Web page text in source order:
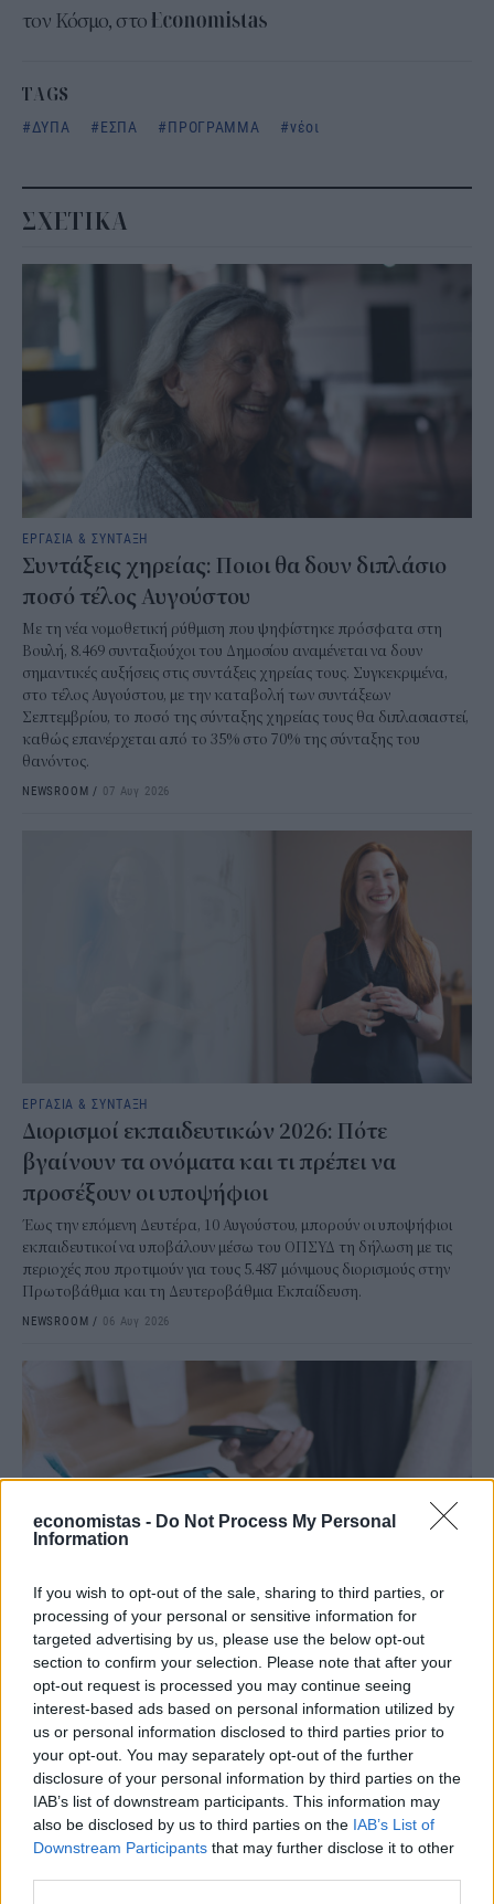
economistas - Do Not Process My Personal
Information
If you wish to opt-out of the sale, sharing to third parties, or
processing of your personal or sensitive information for
targeted advertising by us, please use the below opt-out
section to confirm your selection. Please note that after your
opt-out request is processed you may continue seeing
interest-based ads based on personal information utilized by
us or personal information disclosed to third parties prior to
your opt-out. You may separately opt-out of the further
disclosure of your personal information by third parties on the
IAB’s list of downstream participants. This information may
also be disclosed by us to third parties on the IAB’s List of
Downstream Participants that may further disclose it to other
τον Κόσμο, στο
TAGS
ΔΥΠΑ
ΕΣΠΑ ΠΡΟΓΡΑΜΜΑ νέοι
ΣΧΕΤΙΚΑ
ΕΡΓΑΣΙΑ & ΣΥΝΤΑΞΗ
Συντάξεις χηρείας: Ποιοι θα δουν διπλάσιο
ποσό τέλος Αυγούστου
Με τη νέα νομοθετική ρύθμιση που ψηφίστηκε πρόσφατα στη
Βουλή, 8.469 συνταξιούχοι του Δημοσίου αναμένεται να δουν
σημαντικές αυξήσεις στις συντάξεις χηρείας τους. Συγκεκριμένα,
στο τέλος Αυγούστου, με την καταβολή των συντάξεων
Σεπτεμβρίου, το ποσό της σύνταξης χηρείας τους θα διπλασιαστεί,
καθώς επανέρχεται από το 35% στο 70% της σύνταξης του
θανόντος.
NEWSROOM / 07 Αυγ 2026
ΕΡΓΑΣΙΑ & ΣΥΝΤΑΞΗ
Διορισμοί εκπαιδευτικών 2026: Πότε
βγαίνουν τα ονόματα και τι πρέπει να
προσέξουν οι υποψήφιοι
Έως την επόμενη Δευτέρα, 10 Αυγούστου, μπορούν οι υποψήφιοι
εκπαιδευτικοί να υποβάλουν μέσω του ΟΠΣΥΔ τη δήλωση με τις
περιοχές που προτιμούν για τους 5.487 μόνιμους διορισμούς στην
Πρωτοβάθμια και τη Δευτεροβάθμια Εκπαίδευση.
NEWSROOM / 06 Αυγ 2026
ΕΡΓΑΣΙΑ & ΣΥΝΤΑΞΗ
Κάρτες σίτισης: Στα 10 ευρώ ζητούν να
αυξηθεί το ημερήσιο όριο
Την αύξηση της ημερήσιας αξίας των διατακτικών σίτισης από τα
6 στα 10 ευρώ ζητούν οι εκπρόσωποι των κοινωνικών εταίρων,
επισημαίνοντας ότι το ισχύον όριο δεν ανταποκρίνεται πλέον στο
αυξημένο κόστος ζωής και στις σημερινές ανάγκες των
NEWSROOM/05 Αυγ 2026